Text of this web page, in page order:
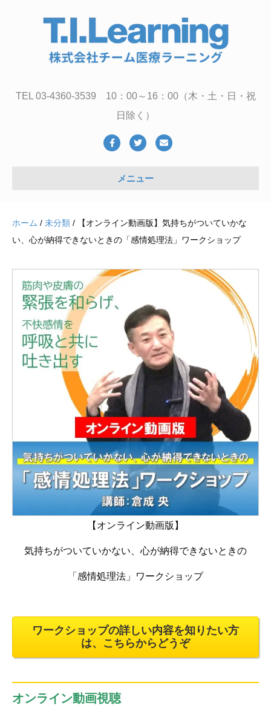
TEL 03-4360-3539 10：00～16：00（木・土・日・祝
日除く）
FacebookTwitterEmail
メニュー
ホーム / 未分類 / 【オンライン動画版】気持ちがついていかな
い、心が納得できないときの「感情処理法」ワークショップ
【オンライン動画版】
気持ちがついていかない、心が納得できないときの
「感情処理法」ワークショップ
ワークショップの詳しい内容を知りたい方
は、こちらからどうぞ
オンライン動画視聴